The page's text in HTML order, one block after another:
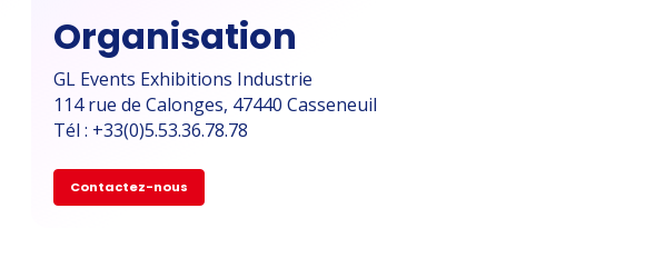
Organisation
GL Events Exhibitions Industrie
114 rue de Calonges, 47440 Casseneuil
Tél : +33(0)5.53.36.78.78
Contactez-nous